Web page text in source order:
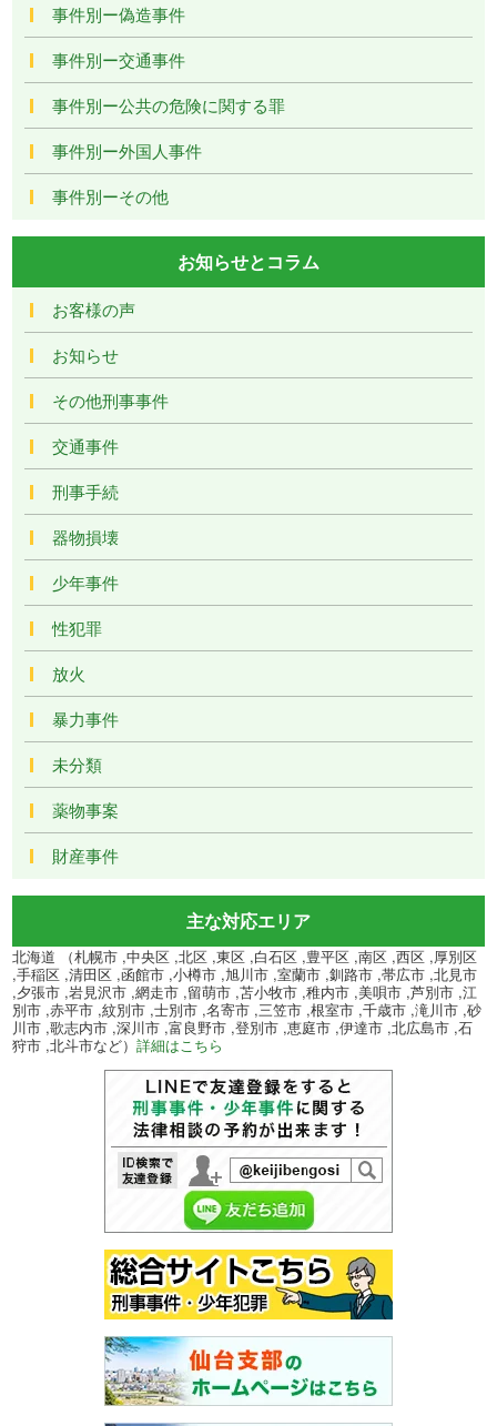
事件別ー偽造事件
事件別ー交通事件
事件別ー公共の危険に関する罪
事件別ー外国人事件
事件別ーその他
お知らせとコラム
お客様の声
お知らせ
その他刑事事件
交通事件
刑事手続
器物損壊
少年事件
性犯罪
放火
暴力事件
未分類
薬物事案
財産事件
主な対応エリア
北海道 （札幌市 ,中央区 ,北区 ,東区 ,白石区 ,豊平区 ,南区 ,西区 ,厚別区
,手稲区 ,清田区 ,函館市 ,小樽市 ,旭川市 ,室蘭市 ,釧路市 ,帯広市 ,北見市
,夕張市 ,岩見沢市 ,網走市 ,留萌市 ,苫小牧市 ,稚内市 ,美唄市 ,芦別市 ,江
別市 ,赤平市 ,紋別市 ,士別市 ,名寄市 ,三笠市 ,根室市 ,千歳市 ,滝川市 ,砂
川市 ,歌志内市 ,深川市 ,富良野市 ,登別市 ,恵庭市 ,伊達市 ,北広島市 ,石
狩市 ,北斗市など）詳細はこちら